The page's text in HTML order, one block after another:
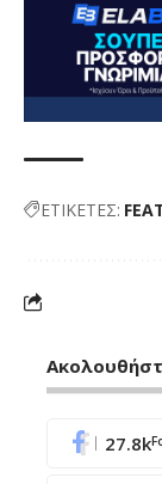
ΕΤΙΚΕΤΕΣ:
27.8k